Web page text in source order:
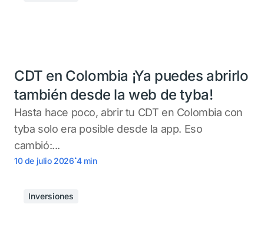
CDT en Colombia ¡Ya puedes abrirlo
también desde la web de tyba!
Hasta hace poco, abrir tu CDT en Colombia con
tyba solo era posible desde la app. Eso
cambió:...
10 de julio 2026.4 min
Inversiones